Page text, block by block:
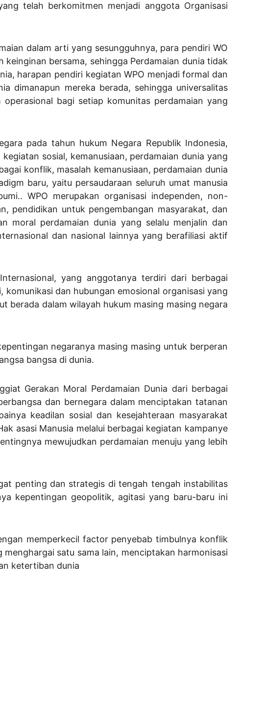
telah berkomitmen menjadi anggota Organisasi
dalam arti yang sesungguhnya, para pendiri WO
bersama, sehingga Perdamaian dunia tidak
harapan pendiri kegiatan WPO menjadi formal dan
dimanapun mereka berada, sehingga universalitas
bagi setiap komunitas perdamaian yang
pada tahun hukum Negara Republik Indonesia,
sosial, kemanusiaan, perdamaian dunia yang
konflik, masalah kemanusiaan, perdamaian dunia
baru, yaitu persaudaraan seluruh umat manusia
WPO merupakan organisasi independen, non-
pendidikan untuk pengembangan masyarakat, dan
moral perdamaian dunia yang selalu menjalin dan
dan nasional lainnya yang berafiliasi aktif
yang anggotanya terdiri dari berbagai
dan hubungan emosional organisasi yang
berada dalam wilayah hukum masing masing negara
negaranya masing masing untuk berperan
bangsa di dunia.
Gerakan Moral Perdamaian Dunia dari berbagai
dan bernegara dalam menciptakan tatanan
keadilan sosial dan kesejahteraan masyarakat
asasi Manusia melalui berbagai kegiatan kampanye
mewujudkan perdamaian menuju yang lebih
penting dan strategis di tengah tengah instabilitas
kepentingan geopolitik, agitasi yang baru-baru ini
memperkecil factor penyebab timbulnya konflik
satu sama lain, menciptakan harmonisasi
ketertiban dunia